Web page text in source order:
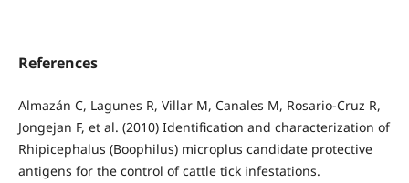
References
Almazán C, Lagunes R, Villar M, Canales M, Rosario-Cruz R,
Jongejan F, et al. (2010) Identification and characterization of
Rhipicephalus (Boophilus) microplus candidate protective
antigens for the control of cattle tick infestations.